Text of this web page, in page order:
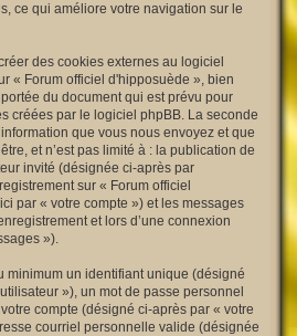
ce qui améliore votre navigation sur le
des cookies externes au logiciel
« Forum officiel d'hipposuède », bien
du document qui est prévu pour
créées par le logiciel phpBB. La seconde
que vous nous envoyez et que
et n’est pas limité à : la publication de
invité (désignée ci-après par
sur « Forum officiel
par « votre compte ») et les messages
et lors d’une connexion
»).
minimum un identifiant unique (désigné
»), un mot de passe personnel
compte (désigné ci-après par « votre
courriel personnelle valide (désignée